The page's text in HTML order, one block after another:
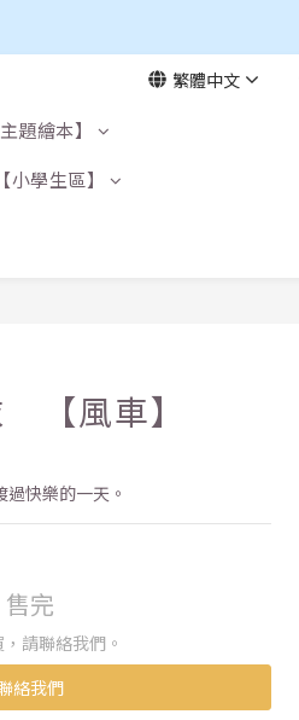
繁體中文
主題繪本】
【小學生區】
【風車】
快樂的一天。
售完
請聯絡我們。
絡我們